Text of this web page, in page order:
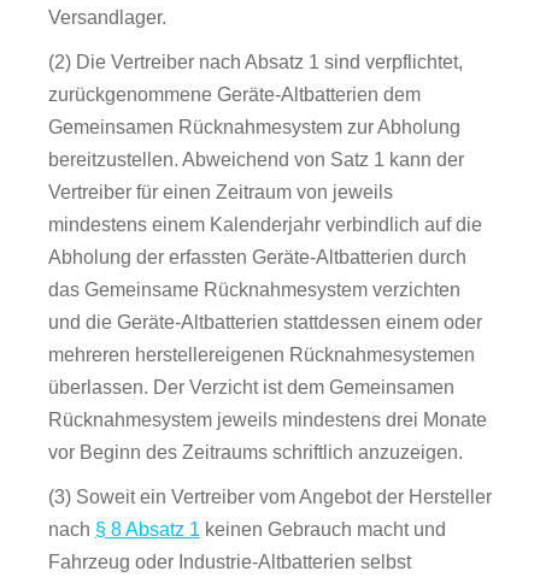
Versandlager.
(2) Die Vertreiber nach Absatz 1 sind verpflichtet,
zurückgenommene Geräte-Altbatterien dem
Gemeinsamen Rücknahmesystem zur Abholung
bereitzustellen. Abweichend von Satz 1 kann der
Vertreiber für einen Zeitraum von jeweils
mindestens einem Kalenderjahr verbindlich auf die
Abholung der erfassten Geräte-Altbatterien durch
das Gemeinsame Rücknahmesystem verzichten
und die Geräte-Altbatterien stattdessen einem oder
mehreren herstellereigenen Rücknahmesystemen
überlassen. Der Verzicht ist dem Gemeinsamen
Rücknahmesystem jeweils mindestens drei Monate
vor Beginn des Zeitraums schriftlich anzuzeigen.
(3) Soweit ein Vertreiber vom Angebot der Hersteller
nach § 8 Absatz 1 keinen Gebrauch macht und
Fahrzeug oder Industrie-Altbatterien selbst